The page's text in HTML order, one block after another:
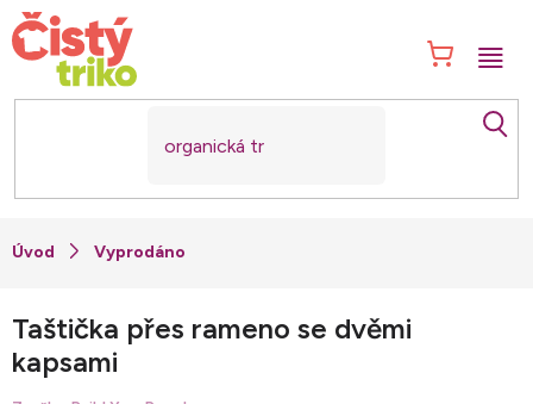
Přejít
na
obsah
Vyprodáno
Taštička přes rameno se dvěmi
kapsami